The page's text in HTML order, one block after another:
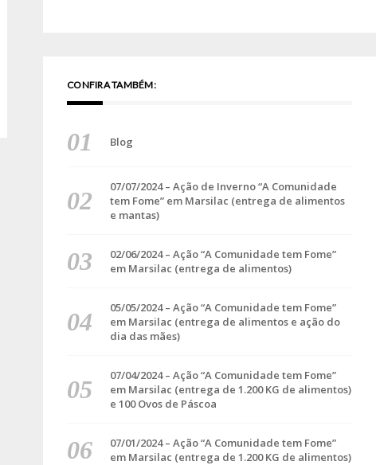
CONFIRA TAMBÉM:
Blog
07/07/2024 – Ação de Inverno “A Comunidade
tem Fome” em Marsilac (entrega de alimentos
e mantas)
02/06/2024 – Ação “A Comunidade tem Fome”
em Marsilac (entrega de alimentos)
05/05/2024 – Ação “A Comunidade tem Fome”
em Marsilac (entrega de alimentos e ação do
dia das mães)
07/04/2024 – Ação “A Comunidade tem Fome”
em Marsilac (entrega de 1.200 KG de alimentos)
e 100 Ovos de Páscoa
07/01/2024 – Ação “A Comunidade tem Fome”
em Marsilac (entrega de 1.200 KG de alimentos)